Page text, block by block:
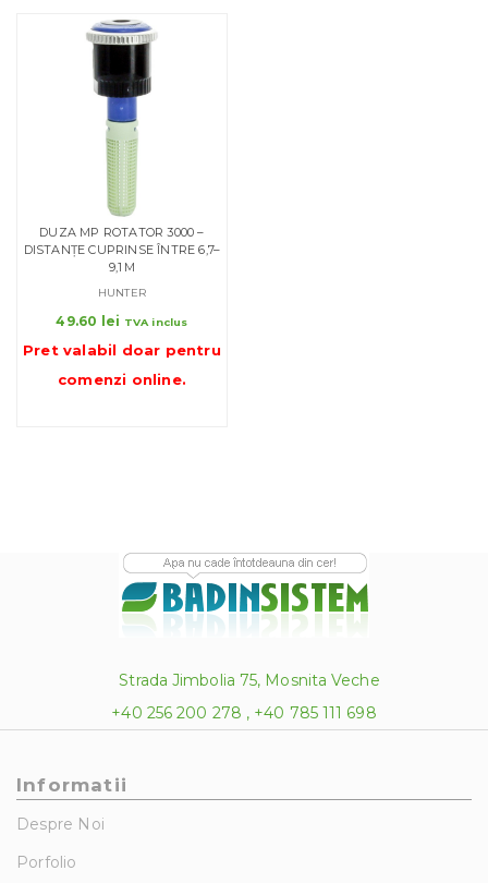
DUZA MP ROTATOR 3000 –
DISTANȚE CUPRINSE ÎNTRE 6,7–
9,1 M
HUNTER
49.60 lei TVA inclus
Pret valabil doar pentru
comenzi online.
Strada Jimbolia 75, Mosnita Veche
+40 256 200 278 , +40 785 111 698
Informatii
Despre Noi
Porfolio